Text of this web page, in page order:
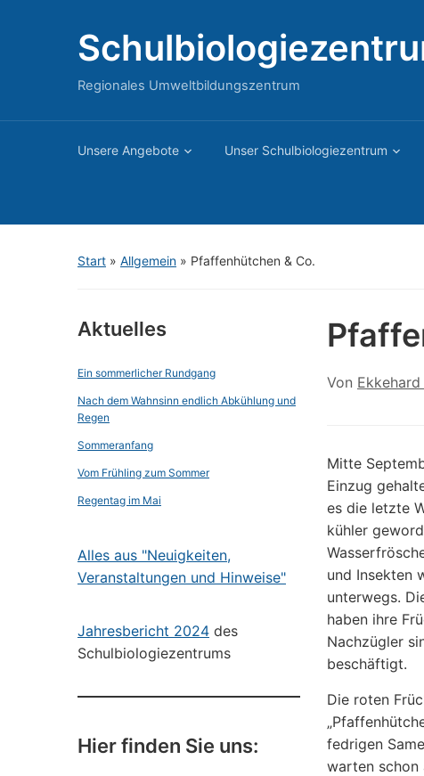
Regionales Umweltbildungszentrum
Unsere Angebote Unser Schulbiologiezentrum
Start » Allgemein » Pfaffenhütchen & Co.
Aktuelles
Ein sommerlicher Rundgang
Nach dem Wahnsinn endlich Abkühlung und
Regen
Sommeranfang
Vom Frühling zum Sommer
Regentag im Mai
Alles aus "Neuigkeiten,
Veranstaltungen und Hinweise"
Jahresbericht 2024 des
Schulbiologiezentrums
Hier finden Sie uns:
Von
Mitte
Einzug
es die letzte
kühler
und Insekten
unterwegs.
haben ihre
Nachzügler
beschäftigt.
Die roten
fedrigen
warten schon